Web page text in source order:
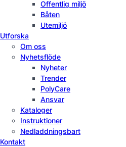
Offentlig miljö
Båten
Utemiljö
Utforska
Om oss
Nyhetsflöde
Nyheter
Trender
PolyCare
Ansvar
Kataloger
Instruktioner
Nedladdningsbart
Kontakt